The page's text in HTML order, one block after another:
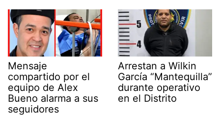
Mensaje
compartido por el
equipo de Alex
Bueno alarma a sus
seguidores
Arrestan a Wilkin
García “Mantequilla”
durante operativo
en el Distrito